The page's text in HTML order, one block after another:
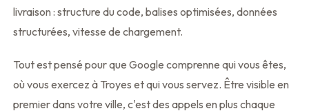
livraison : structure du code, balises optimisées, données
structurées, vitesse de chargement.
Tout est pensé pour que Google comprenne qui vous êtes,
où vous exercez à Troyes et qui vous servez. Être visible en
premier dans votre ville, c'est des appels en plus chaque